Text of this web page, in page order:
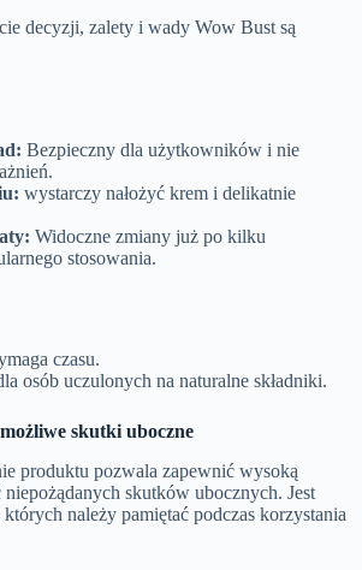
decyzji, zalety i wady Wow Bust są
Bezpieczny dla użytkowników i nie
wystarczy nałożyć krem ​​i delikatnie
Widoczne zmiany już po kilku
stosowania.
czasu.
osób uczulonych na naturalne składniki.
skutki uboczne
produktu pozwala zapewnić wysoką
skutków ubocznych. Jest
należy pamiętać podczas korzystania